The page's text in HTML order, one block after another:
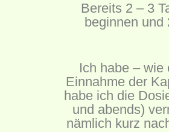
Bereits 2 – 3
beginnen und
Ich habe – wie
Einnahme der
habe ich die
und abends)
nämlich kurz